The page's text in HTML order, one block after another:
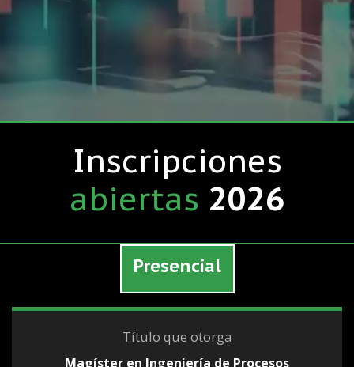
Inscripciones
abiertas 2026
Presencial
Título que otorga
Magíster en Ingeniería de Procesos